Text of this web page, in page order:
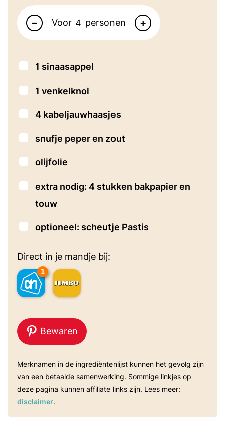
Aantal personen
– Voor personen +
▢
1 sinaasappel
▢
1 venkelknol
▢
4 kabeljauwhaasjes
▢
snufje peper en zout
▢
olijfolie
▢
extra nodig: 4 stukken bakpapier en
touw
▢
optioneel: scheutje Pastis
Direct in je mandje bij:
1
Bewaren
Merknamen in de ingrediëntenlijst kunnen het gevolg zijn
van een betaalde samenwerking. Sommige linkjes op
deze pagina kunnen affiliate links zijn. Lees meer:
disclaimer.